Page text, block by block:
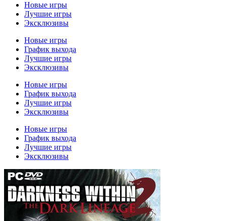
Новые игры
Лучшие игры
Эксклюзивы
Новые игры
График выхода
Лучшие игры
Эксклюзивы
Новые игры
График выхода
Лучшие игры
Эксклюзивы
Новые игры
График выхода
Лучшие игры
Эксклюзивы